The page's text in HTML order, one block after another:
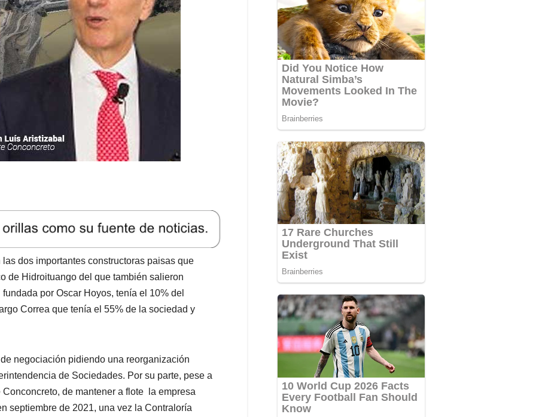
dos importantes constructoras paisas que
de Hidroituango del que también salieron
por Oscar Hoyos, tenía el 10% del
Correa que tenía el 55% de la sociedad y
negociación pidiendo una reorganización
de Sociedades. Por su parte, pese a
de mantener a flote la empresa
septiembre de 2021, una vez la Contraloría